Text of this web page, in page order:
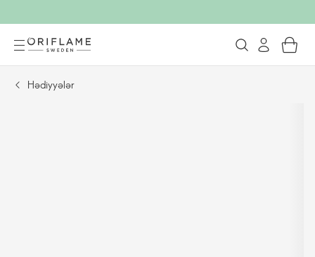
Hədiyyələr